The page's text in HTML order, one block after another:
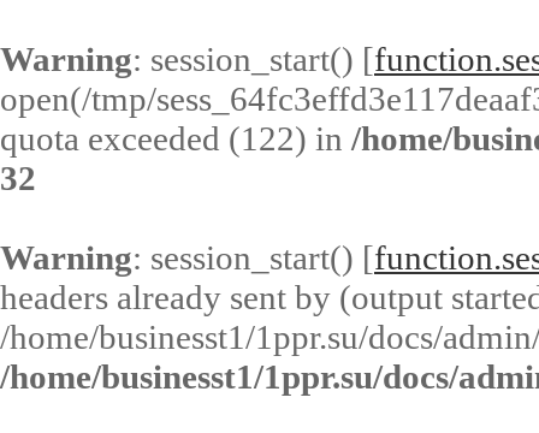
Warning: session_start() [
open(/tmp/
quota exceeded (122) in /home/
32
Warning: session_start() [
headers already sent by (output
/home/businesst1/1ppr.su/docs/
/home/businesst1/1ppr.su/docs/